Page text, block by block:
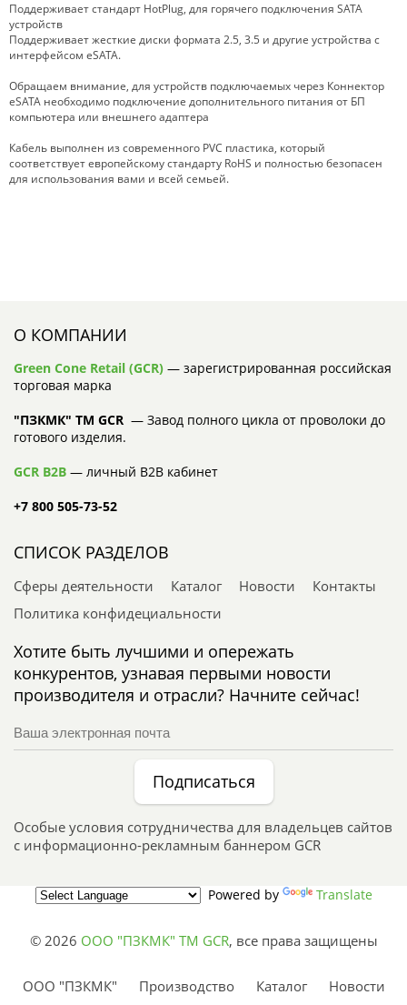
Поддерживает стандарт HotPlug, для горячего подключения SATA
устройств
Поддерживает жесткие диски формата 2.5, 3.5 и другие устройства с
интерфейсом eSATA.
Обращаем внимание, для устройств подключаемых через Коннектор
eSATA необходимо подключение дополнительного питания от БП
компьютера или внешнего адаптера
Кабель выполнен из современного PVC пластика, который
соответствует европейскому стандарту RoHS и полностью безопасен
для использования вами и всей семьей.
О КОМПАНИИ
Green Cone Retail (GCR) — зарегистрированная российская
торговая марка
"ПЗКМК" TM GCR — Завод полного цикла от проволоки до
готового изделия.
GCR B2B — личный B2B кабинет
+7 800 505-73-52
СПИСОК РАЗДЕЛОВ
Сферы деятельности Каталог Новости
Контакты
Политика конфидециальности
Хотите быть лучшими и опережать
конкурентов, узнавая первыми новости
производителя и отрасли? Начните сейчас!
Подписаться
Особые условия сотрудничества для владельцев сайтов
с информационно-рекламным баннером GCR
Powered by Translate
© 2026 ООО "ПЗКМК" TM GCR, все права защищены
ООО "ПЗКМК" Производство Каталог
Новости